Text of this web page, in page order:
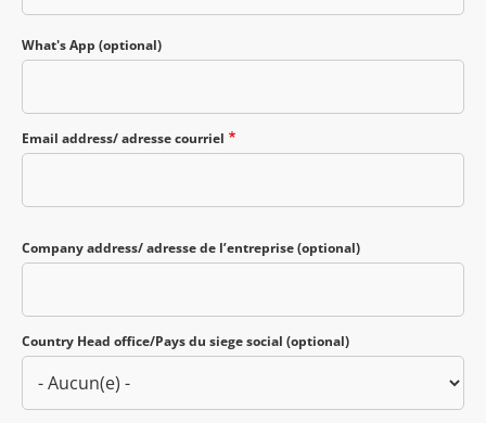
What's App (optional)
Email address/ adresse courriel
Company address/ adresse de l’entreprise (optional)
Country Head office/Pays du siege social (optional)